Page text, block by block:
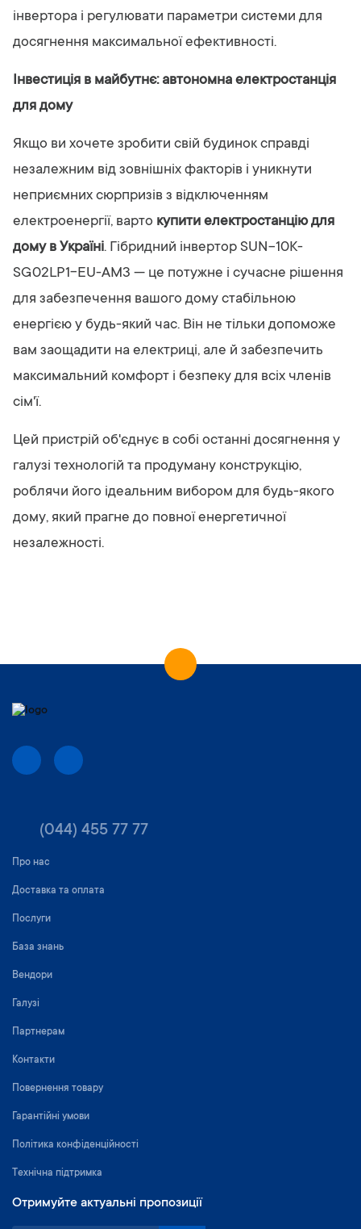
інвертора і регулювати параметри системи для
досягнення максимальної ефективності.
Інвестиція в майбутнє: автономна електростанція
для дому
Якщо ви хочете зробити свій будинок справді
незалежним від зовнішніх факторів і уникнути
неприємних сюрпризів з відключенням
електроенергії, варто купити електростанцію для
дому в Україні. Гібридний інвертор SUN-10K-
SG02LP1-EU-AM3 — це потужне і сучасне рішення
для забезпечення вашого дому стабільною
енергією у будь-який час. Він не тільки допоможе
вам заощадити на електриці, але й забезпечить
максимальний комфорт і безпеку для всіх членів
сім'ї.
Цей пристрій об'єднує в собі останні досягнення у
галузі технологій та продуману конструкцію,
роблячи його ідеальним вибором для будь-якого
дому, який прагне до повної енергетичної
незалежності.
(044) 455 77 77
Про нас
Доставка та оплата
Послуги
База знань
Вендори
Галузі
Партнерам
Контакти
Повернення товару
Гарантійні умови
Політика конфіденційності
Технічна підтримка
Отримуйте актуальні пропозиції